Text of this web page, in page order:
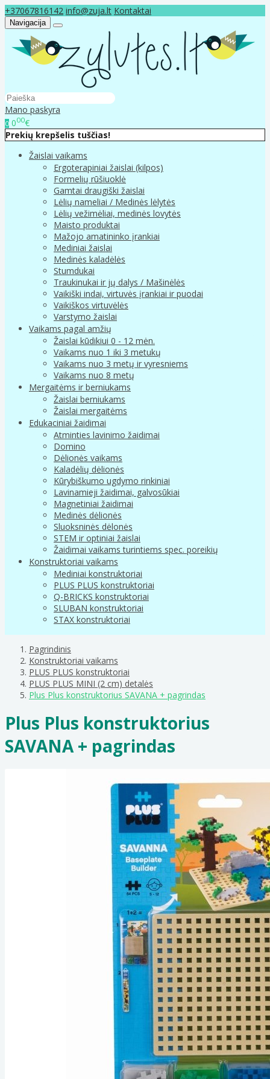
+37067816142 info@zuja.lt Kontaktai
Navigacija
Mano paskyra
0 000€
Prekių krepšelis tuščias!
Žaislai vaikams
Ergoterapiniai žaislai (kilpos)
Formelių rūšiuoklė
Gamtai draugiški žaislai
Lėlių nameliai / Medinės lėlytės
Lėlių vežimėliai, medinės lovytės
Maisto produktai
Mažojo amatininko įrankiai
Mediniai žaislai
Medinės kaladėlės
Stumdukai
Traukinukai ir jų dalys / Mašinėlės
Vaikiški indai, virtuvės įrankiai ir puodai
Vaikiškos virtuvėlės
Varstymo žaislai
Vaikams pagal amžių
Žaislai kūdikiui 0 - 12 mėn.
Vaikams nuo 1 iki 3 metukų
Vaikams nuo 3 metų ir vyresniems
Vaikams nuo 8 metų
Mergaitėms ir berniukams
Žaislai berniukams
Žaislai mergaitėms
Edukaciniai žaidimai
Atminties lavinimo žaidimai
Domino
Dėlionės vaikams
Kaladėlių dėlionės
Kūrybiškumo ugdymo rinkiniai
Lavinamieji žaidimai, galvosūkiai
Magnetiniai žaidimai
Medinės dėlionės
Sluoksninės dėlonės
STEM ir optiniai žaislai
Žaidimai vaikams turintiems spec. poreikių
Konstruktoriai vaikams
Mediniai konstruktoriai
PLUS PLUS konstruktoriai
Q-BRICKS konstruktoriai
SLUBAN konstruktoriai
STAX konstruktoriai
Pagrindinis
Konstruktoriai vaikams
PLUS PLUS konstruktoriai
PLUS PLUS MINI (2 cm) detalės
Plus Plus konstruktorius SAVANA + pagrindas
Plus Plus konstruktorius
SAVANA + pagrindas